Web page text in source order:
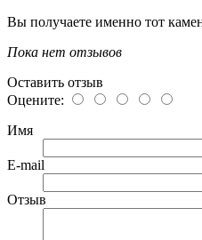
Вы получаете именно тот
Пока нет отзывов
Оставить отзыв
Оцените:
Имя
E-mail
Отзыв